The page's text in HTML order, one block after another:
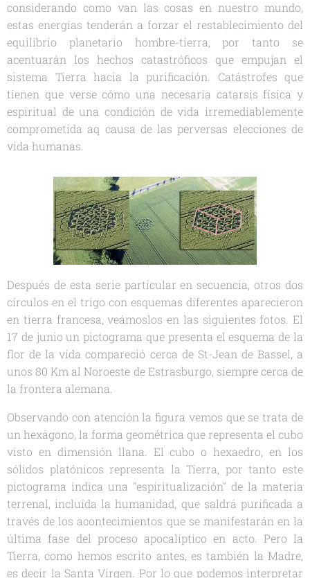
considerando como van las cosas en nuestro mundo,
estas energías tenderán a forzar el restablecimiento del
equilibrio planetario hombre-tierra, por tanto se
acentuarán los hechos catastróficos que empujan el
sistema Tierra hacia la purificación. Catástrofes que
tienen que verse cómo una necesaria catarsis física y
espiritual de una condición de vida irremediablemente
comprometida aq causa de las perversas elecciones de
vida humanas.
Después de esta serie particular en secuencia, otros dos
círculos en el trigo con esquemas diferentes aparecieron
en tierra francesa, veámoslos en las siguientes fotos. El
17 de junio un pictograma que presenta el esquema de la
flor de la vida compareció cerca de St-Jean de Bassel, a
unos 80 Km al Noroeste de Estrasburgo, siempre cerca de
la frontera alemana.
Observando con atención la figura vemos que se trata de
un hexágono, la forma geométrica que representa el cubo
visto en dimensión llana. El cubo o hexaedro, en los
sólidos platónicos representa la Tierra, por tanto este
pictograma indica una "espiritualización" de la materia
terrenal, incluída la humanidad, que saldrá purificada a
través de los acontecimientos que se manifestarán en la
última fase del proceso apocalíptico en acto. Pero la
Tierra, como hemos escrito antes, es también la Madre,
es decir la Santa Virgen. Por lo que podemos interpretar